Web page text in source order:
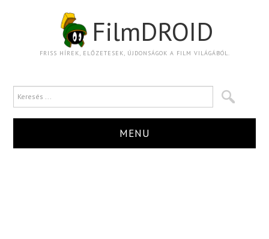
FilmDROID
FRISS HÍREK, ELŐZETESEK, ÚJDONSÁGOK A FILM VILÁGÁBÓL.
MENU